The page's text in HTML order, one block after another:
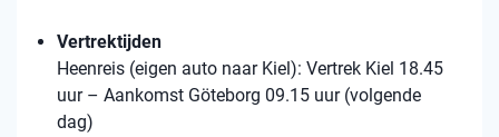
Vertrektijden
Heenreis (eigen auto naar Kiel): Vertrek Kiel 18.45
uur – Aankomst Göteborg 09.15 uur (volgende
dag)